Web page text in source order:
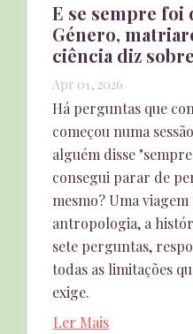
E se sempre foi
Género,
ciência diz
Apr 01, 2026
Há perguntas que
começou numa
alguém disse
consegui parar de
mesmo? Uma
antropologia, a
sete perguntas,
todas as limitações
exige.
Ler Mais